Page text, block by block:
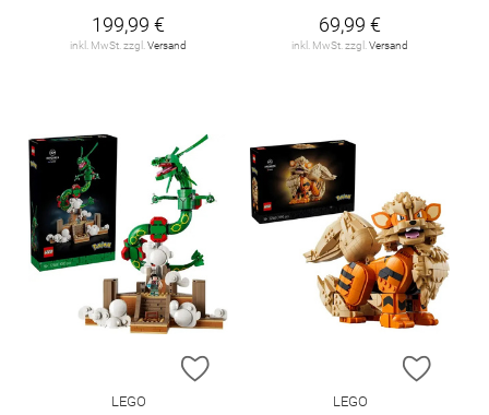
199,99 €
inkl. MwSt. zzgl.Versand
69,99 €
inkl. MwSt. zzgl.Versand
ZUR WUNSCHLISTE HINZUFÜGEN
LEGO
ZUR
LEGO